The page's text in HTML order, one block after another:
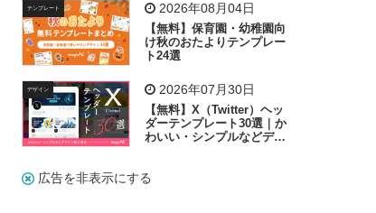
テンプレート 2026年08月04日
【無料】保育園・幼稚園向
け秋のおたよりテンプレー
ト24選
デザイン 2026年07月30日
【無料】X（Twitter）ヘッ
ダーテンプレート30選｜か
わいい・シンプルなどデザ
広告を非表示にする